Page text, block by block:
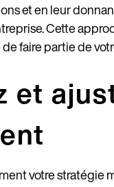
et en leur
Cette
faire partie de
et
votre stratégie